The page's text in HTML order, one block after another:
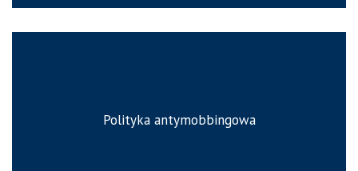
Polityka antymobbingowa